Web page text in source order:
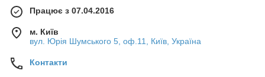
Працює з 07.04.2016
м. Київ
вул. Юрія Шумського 5, оф.11, Київ, Україна
Контакти